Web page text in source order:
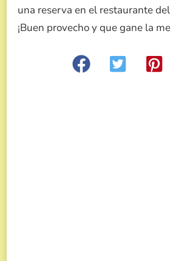
una reserva en el restaurante del
¡Buen provecho y que gane la